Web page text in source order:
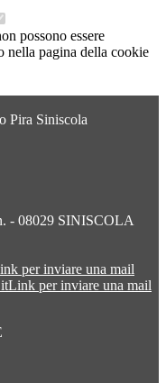
possono essere
nella pagina della cookie
Pira Siniscola
- 08029 SINISCOLA
per inviare una mail
Link per inviare una mail